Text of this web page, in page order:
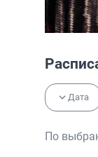
Дата
По